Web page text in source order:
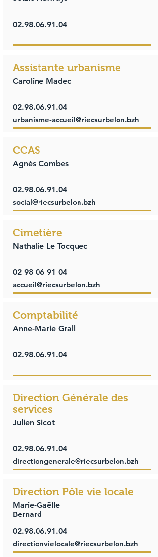
02.98.06.91.04
Assistante urbanisme
Caroline Madec
02.98.06.91.04
urbanisme-accueil@riecsurbelon.bzh
CCAS
Agnès Combes
02.98.06.91.04
social@riecsurbelon.bzh
Cimetière
Nathalie Le Tocquec
02 98 06 91 04
accueil@riecsurbelon.bzh
Comptabilité
Anne-Marie Grall
02.98.06.91.04
Direction Générale des
services
Julien Sicot
02.98.06.91.04
directiongenerale@riecsurbelon.bzh
Direction Pôle vie locale
Marie-Gaëlle
Bernard
02.98.06.91.04
directionvielocale@riecsurbelon.bzh